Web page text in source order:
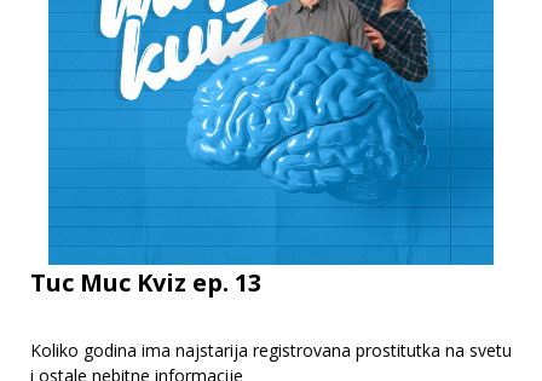
Tuc Muc Kviz ep. 13
Koliko godina ima najstarija registrovana prostitutka na svetu
i ostale nebitne informacije